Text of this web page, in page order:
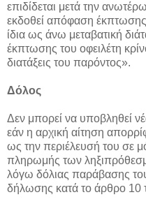
επιδίδεται μετά την
εκδοθεί απόφαση
ίδια ως άνω μεταβατική
έκπτωσης του οφειλέτη
διατάξεις του παρόντος».
Δόλος
Δεν μπορεί να υποβληθεί
εάν η αρχική αίτηση
ως την περιέλευσή του σε
πληρωμής των
λόγω δόλιας παράβασης
δήλωσης κατά το άρθρο 10